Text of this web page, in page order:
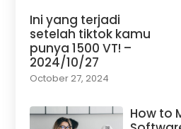
Ini yang terjadi
setelah tiktok kamu
punya 1500 VT! –
2024/10/27
October 27, 2024
How to